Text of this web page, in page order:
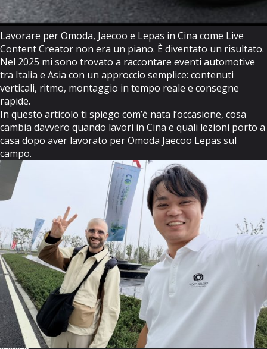
Lavorare per Omoda, Jaecoo e Lepas in Cina come Live
Content Creator non era un piano. È diventato un risultato.
Nel 2025 mi sono trovato a raccontare eventi automotive
tra Italia e Asia con un approccio semplice: contenuti
verticali, ritmo, montaggio in tempo reale e consegne
rapide.
In questo articolo ti spiego com’è nata l’occasione, cosa
cambia davvero quando lavori in Cina e quali lezioni porto a
casa dopo aver lavorato per Omoda Jaecoo Lepas sul
campo.